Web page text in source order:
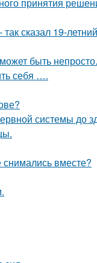
сказал 19-
быть непросто.
себя ….
системы до
вместе?